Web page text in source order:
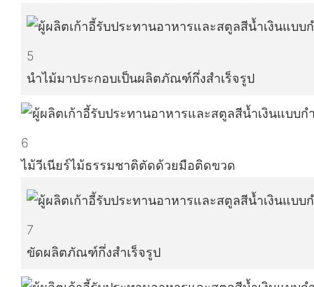
5
นำไม้มาประกอบเป็นผลิตภัณฑ์กึ่งสำเร็จรูป
6
ไม้วีเนียร์ไม้ธรรมชาติตัดด้วยมือติดขวด
7
ขัดผลิตภัณฑ์กึ่งสำเร็จรูป